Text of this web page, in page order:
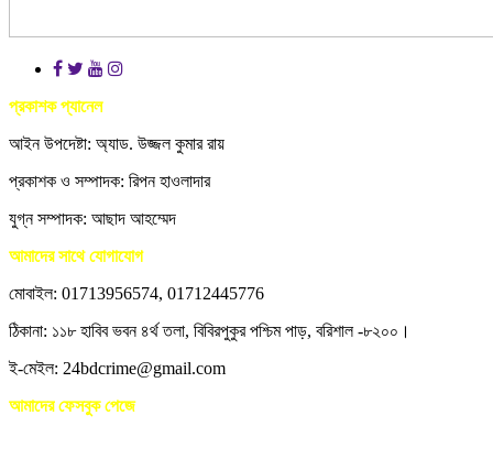
প্রকাশক প্যানেল
আইন উপদেষ্টা: অ্যাড. উজ্জল কুমার রায়
প্রকাশক ও সম্পাদক: রিপন হাওলাদার
যুগ্ন সম্পাদক: আছাদ আহম্মেদ
আমাদের সাথে যোগাযোগ
মোবাইল: 01713956574, 01712445776
ঠিকানা: ১১৮ হাবিব ভবন ৪র্থ তলা, বিবিরপুকুর পশ্চিম পাড়, বরিশাল -৮২০০।
ই-মেইল: 24bdcrime@gmail.com
আমাদের ফেসবুক পেজে